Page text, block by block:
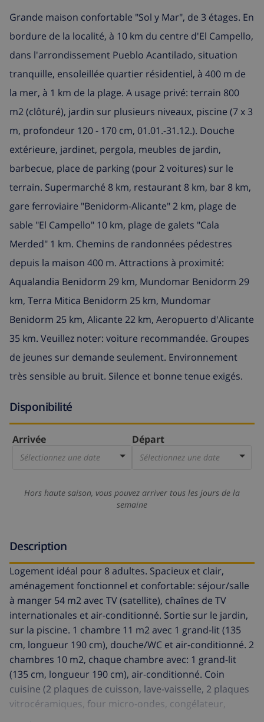
Grande maison confortable "Sol y Mar", de 3 étages. En
bordure de la localité, à 10 km du centre d'El Campello,
dans l'arrondissement Pueblo Acantilado, situation
tranquille, ensoleillée quartier résidentiel, à 400 m de
la mer, à 1 km de la plage. A usage privé: terrain 800
m2 (clôturé), jardin sur plusieurs niveaux, piscine (7 x 3
m, profondeur 120 - 170 cm, 01.01.-31.12.). Douche
extérieure, jardinet, pergola, meubles de jardin,
barbecue, place de parking (pour 2 voitures) sur le
terrain. Supermarché 8 km, restaurant 8 km, bar 8 km,
gare ferroviaire "Benidorm-Alicante" 2 km, plage de
sable "El Campello" 10 km, plage de galets "Cala
Merded" 1 km. Chemins de randonnées pédestres
depuis la maison 400 m. Attractions à proximité:
Aqualandia Benidorm 29 km, Mundomar Benidorm 29
km, Terra Mitica Benidorm 25 km, Mundomar
Benidorm 25 km, Alicante 22 km, Aeropuerto d'Alicante
35 km. Veuillez noter: voiture recommandée. Groupes
de jeunes sur demande seulement. Environnement
très sensible au bruit. Silence et bonne tenue exigés.
Disponibilité
Arrivée
Sélectionnez une date
Départ
Sélectionnez une date
Hors haute saison, vous pouvez arriver tous les jours de la
semaine
Description
Logement idéal pour 8 adultes. Spacieux et clair,
aménagement fonctionnel et confortable: séjour/salle
à manger 54 m2 avec TV (satellite), chaînes de TV
internationales et air-conditionné. Sortie sur le jardin,
sur la piscine. 1 chambre 11 m2 avec 1 grand-lit (135
cm, longueur 190 cm), douche/WC et air-conditionné. 2
chambres 10 m2, chaque chambre avec: 1 grand-lit
(135 cm, longueur 190 cm), air-conditionné. Coin
cuisine (2 plaques de cuisson, lave-vaisselle, 2 plaques
vitrocéramiques, four micro-ondes, congélateur,
cafetière électrique). Bain/WC. À l'étage inférieur: